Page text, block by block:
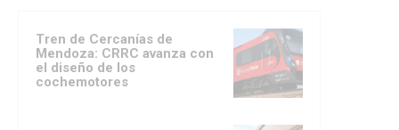
Tren de Cercanías de
Mendoza: CRRC avanza con
el diseño de los
cochemotores